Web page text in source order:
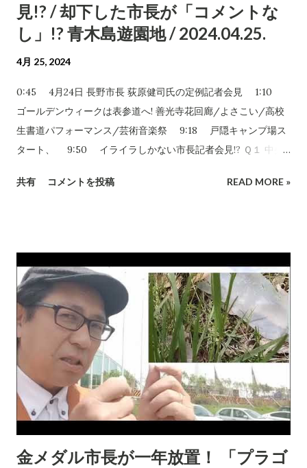
見!? / 却下した市長が「コメントな
し」!? 青木島遊園地 / 2024.04.25.
4月 25, 2024
0:45 4月24日 長野市長 荻原健司氏の定例記者会見 1:10
ゴールデンウィークは表参道へ! 善光寺花回廊/よさこい/高校
生書道パフォーマンス/芸術音楽祭 9:18 戸隠キャンプ場ス
タート、 9:50 イライラしかない市長記者会見!? Ｑ１ 中央
会は続けるのかゼロベースで考える？ 20:40 Ｑ３ 施設の長
性自治体について 49:43 Ｑ８ 国スポ要員選手について
55:10 Ｑ９ スパイラル存続について 57:47 Ｑ１０ ブレウ
ブウォリアーズ戦績どう思う? 58:17 Ｑ１１ ホワイトリン
クの高機能化 59:29 Ｑ１２ 競技団体が今後果たすべき役割
は？ 1:01:20 コメント返し① 1:01:38 2人の市民と小泉
が会見 青木島遊園地行政不服審査申請却下に不満!! 1:12:30
「討論を３分に」!? 自民党系新友会がワガママ 1:13:01 コメン
ト返し② 1:23:35 本会議討議３分制限について批判
1:30:53 松本パルコ・井上デパート撤退!! 須坂イオンモールに
長野市の対応は？ 1:36:22 コメント返し③
共有 コメントを投稿 READ MORE »
金メダル市長が一年放置！ 「プラゴ